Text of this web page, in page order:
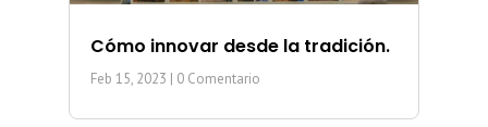
Cómo innovar desde la tradición.
Feb 15, 2023 | 0 Comentario